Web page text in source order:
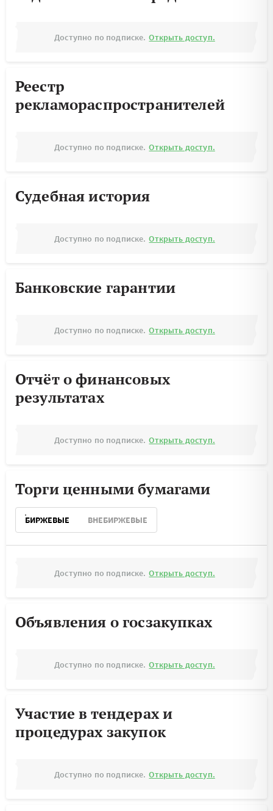
Доступно по подписке. Открыть доступ.
Реестр
рекламораспространителей
Доступно по подписке. Открыть доступ.
Судебная история
Доступно по подписке. Открыть доступ.
Банковские гарантии
Доступно по подписке. Открыть доступ.
Отчёт о финансовых
результатах
Доступно по подписке. Открыть доступ.
Торги ценными бумагами
БИРЖЕВЫЕ ВНЕБИРЖЕВЫЕ
Доступно по подписке. Открыть доступ.
Объявления о госзакупках
Доступно по подписке. Открыть доступ.
Участие в тендерах и
процедурах закупок
Доступно по подписке. Открыть доступ.